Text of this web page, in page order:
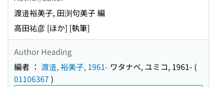
渡邉裕美子, 田渕句美子 編
高田祐彦 [ほか] [執筆]
Author Heading
編者 ： 渡邉, 裕美子, 1961- ワタナベ, ユミコ, 1961- (
01106367 )